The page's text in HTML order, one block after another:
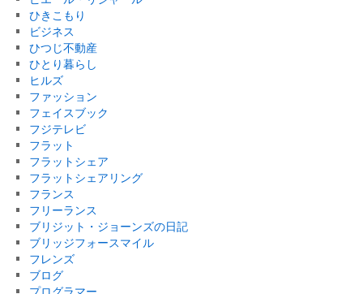
ひきこもり
ビジネス
ひつじ不動産
ひとり暮らし
ヒルズ
ファッション
フェイスブック
フジテレビ
フラット
フラットシェア
フラットシェアリング
フランス
フリーランス
ブリジット・ジョーンズの日記
ブリッジフォースマイル
フレンズ
ブログ